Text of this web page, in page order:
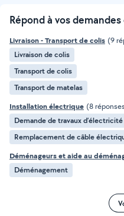
Répond à vos demandes
Livraison - Transport de colis (9
Livraison de colis
Transport de colis
Transport de matelas
Installation électrique (8
Demande de travaux d’électricité
Remplacement de câble
Déménageurs et aide au
Déménagement